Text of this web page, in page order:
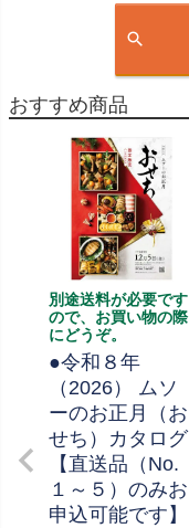
おすすめ商品
別途送料が必要です
ので、お買い物の際
にどうぞ。
●令和８年
（2026） ムソ
ーのお正月（お
せち）カタログ
【直送品（No.
１～５）のみお
申込可能です】